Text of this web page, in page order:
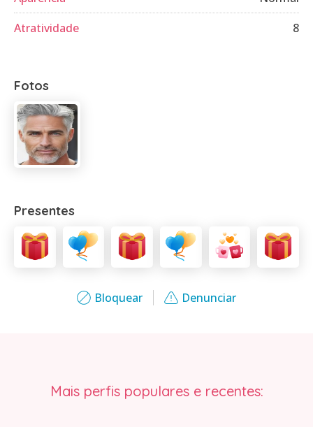
Bloquear Denunciar
Atratividade
8
Fotos
Presentes
Mais perfis populares e recentes: